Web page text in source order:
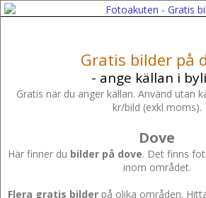
Gratis bilder på
- ange källan i
Gratis när du anger källan. Använd utan
kr/bild (exkl moms).
Dove
Här finner du bilder på dove. Det finns
inom området.
Flera gratis bilder på olika områden.